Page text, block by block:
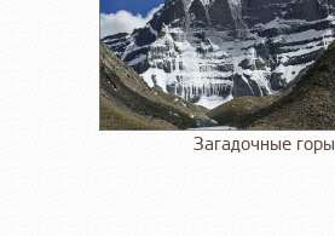
Загадочные горы